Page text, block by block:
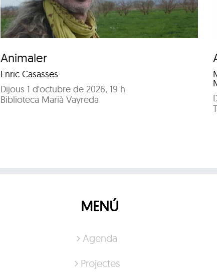
Animaler
Enric Casasses
Dijous 1 d'octubre de 2026, 19 h
Biblioteca Marià Vayreda
MENÚ
Agenda
Projectes